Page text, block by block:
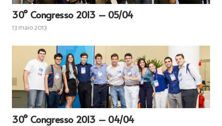
30° Congresso 2013 – 05/04
13 maio 2013
30° Congresso 2013 – 04/04